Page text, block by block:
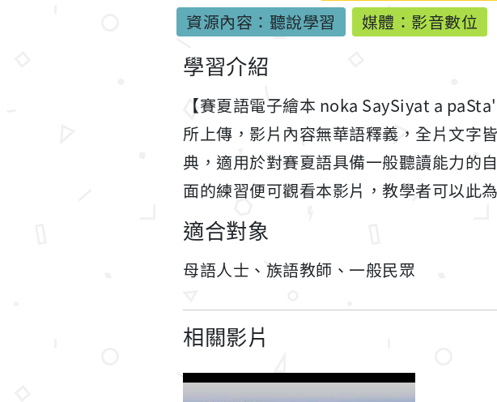
資源內容：聽說學習
媒體：影音數位
學習介紹
【賽夏語電子繪本 noka SaySiyat a
所上傳，影片內容無華語釋義，全片文字
典，適用於對賽夏語具備一般聽讀能力的
面的練習便可觀看本影片，教學者可以此
適合對象
母語人士、族語教師、一般民眾
相關影片